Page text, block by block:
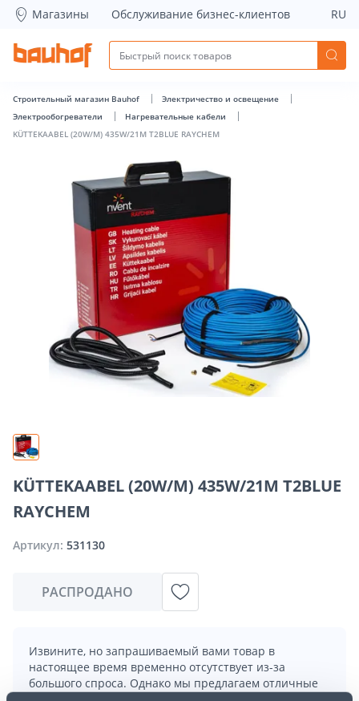
KÜTTEKAABEL (20W/M) 435W/21M T2BLUE RAYCHEM -
Магазины Обслуживание бизнес-клиентов RU
Строительный магазин Bauhof
Электричество и освещение
Электрообогреватели
Нагревательные кабели
KÜTTEKAABEL (20W/M) 435W/21M T2BLUE RAYCHEM
KÜTTEKAABEL (20W/M) 435W/21M T2BLUE
RAYCHEM
Артикул: 531130
РАСПРОДАНО
Извините, но запрашиваемый вами товар в
настоящее время временно отсутствует из-за
большого спроса. Однако мы предлагаем отличные